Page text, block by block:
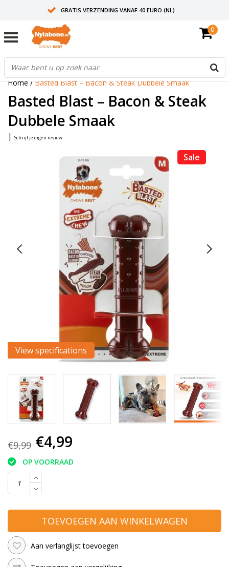
GRATIS VERZENDING VANAF 40 EURO (NL)
0
Home/Basted Blast – Bacon & Steak Dubbele Smaak
Basted Blast – Bacon & Steak
Dubbele Smaak
| Schrijf je eigen review
Sale
View specifications
€9,99 €4,99
OP VOORRAAD
TOEVOEGEN AAN WINKELWAGEN
Aan verlanglijst toevoegen